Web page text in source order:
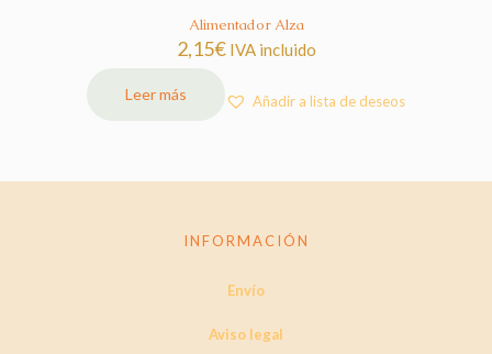
Alimentador Alza
2,15€ IVA incluido
Leer más Añadir a lista de deseos
INFORMACIÓN
Envío
Aviso legal